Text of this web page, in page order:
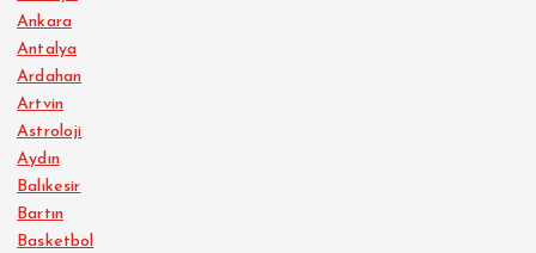
Ankara
Antalya
Ardahan
Artvin
Astroloji
Aydın
Balıkesir
Bartın
Basketbol